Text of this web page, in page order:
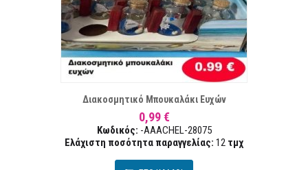
Διακοσμητικό Μπουκαλάκι Ευχών
0,99 €
Κωδικός: -AAACHEL-28075
Ελάχιστη ποσότητα παραγγελίας: 12 τμχ